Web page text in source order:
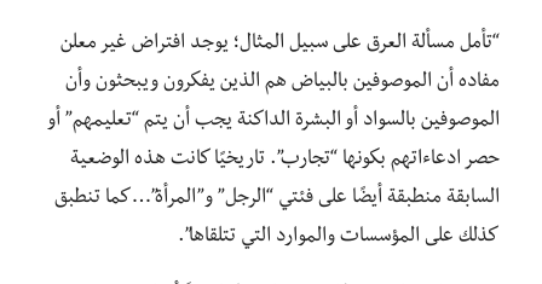
“تأمل مسألة العرق على سبيل المثال؛ يوجد افتراض غير معلن
مفاده أن الموصوفين بالبياض هم الذين يفكرون ويبحثون وأن
الموصوفين بالسواد أو البشرة الداكنة يجب أن يتم “تعليمهم” أو
حصر ادعاءاتهم بكونها “تجارب”. تاريخيًا كانت هذه الوضعية
السابقة منطبقة أيضًا على فئتي “الرجل” و”المرأة”…كما تنطبق
كذلك على المؤسسات والموارد التي تتلقاها”.